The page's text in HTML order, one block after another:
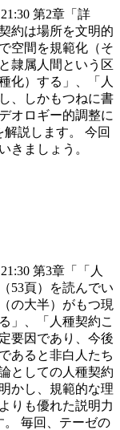
第2章「詳
約は場所を文明的
空間を規範化（そ
隷属人間という区
化）する」、「人
、しかもつねに書
オロギー的調整に
説します。 今回
きましょう。
第3章「「人
53頁）を読んでい
の大半）がもつ現
」、「人種契約こ
要因であり、今後
あると非白人たち
としての人種契約
かし、規範的な理
りも優れた説明力
。 毎回、テーゼの